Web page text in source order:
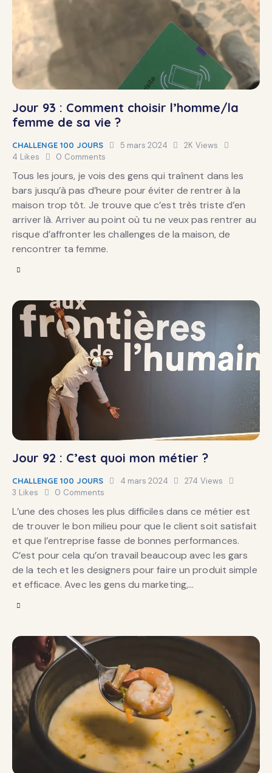
Jour 93 : Comment choisir l’homme/la
femme de sa vie ?
CHALLENGE 100 JOURS 5 mars 2024 2K Views
4 Likes 0 Comments
Tous les jours, je vois des gens qui traînent dans les
bars jusqu’à pas d’heure pour éviter de rentrer à la
maison trop tôt. Je trouve que c’est très triste d’en
arriver là. Arriver au point où tu ne veux pas rentrer au
risque d’affronter les challenges de la maison, de
rencontrer ta femme.
Jour 92 : C’est quoi mon métier ?
CHALLENGE 100 JOURS 4 mars 2024 274 Views
3 Likes 0 Comments
L’une des choses les plus difficiles dans ce métier est
de trouver le bon milieu pour que le client soit satisfait
et que l’entreprise fasse de bonnes performances.
C’est pour cela qu’on travail beaucoup avec les gars
de la tech et les designers pour faire un produit simple
et efficace. Avec les gens du marketing,…